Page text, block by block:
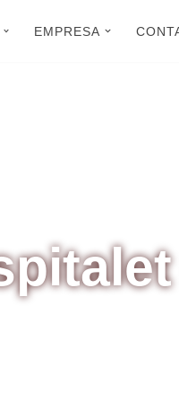
EMPRESA